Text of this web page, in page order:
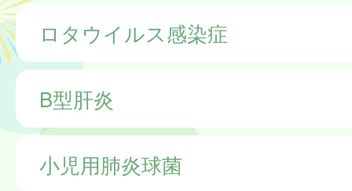
ロタウイルス感染症
B型肝炎
小児用肺炎球菌